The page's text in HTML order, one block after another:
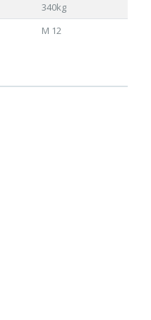
340kg
M 12